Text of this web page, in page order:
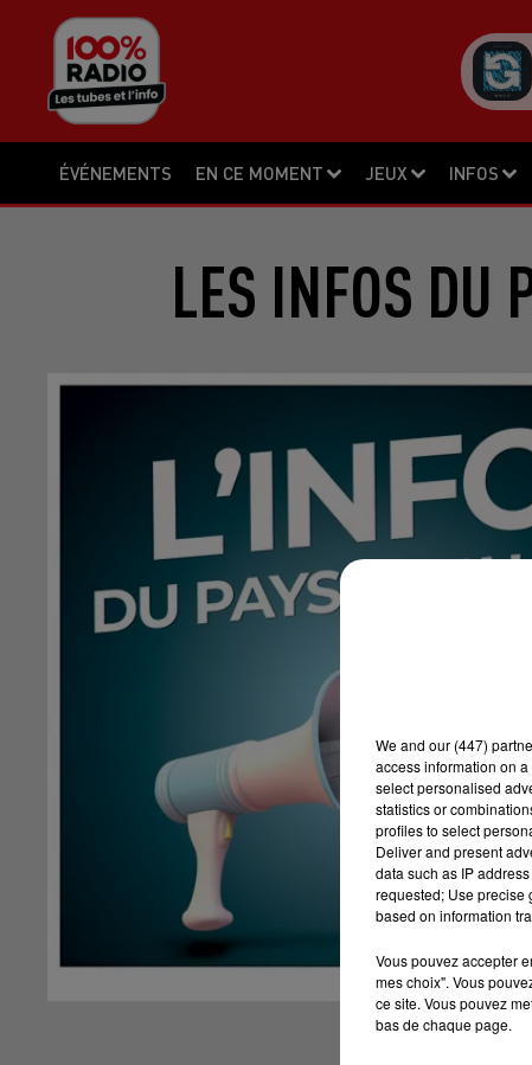
ÉVÉNEMENTS EN CE MOMENT JEUX INFOS
LES INFOS
We and our (447)
access information on
select personalised
statistics or
profiles to select
Deliver and present
data such as IP
requested; Use precise
based on information
Vous pouvez accepter
mes choix". Vous
ce site. Vous pouvez
bas de chaque page.